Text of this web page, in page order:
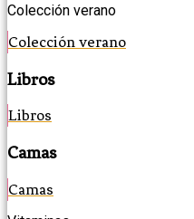
Colección verano
Colección verano
Libros
Libros
Camas
Camas